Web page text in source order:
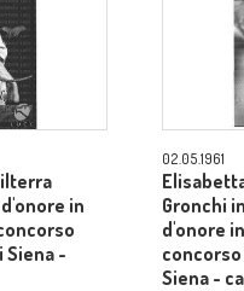
in
Siena -
02.05.1961
Gronchi
d'onore
Siena -